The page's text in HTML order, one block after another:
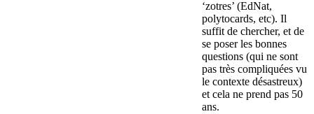
‘zotres’ (EdNat,
polytocards, etc). Il
suffit de chercher, et de
se poser les bonnes
questions (qui ne sont
pas très compliquées vu
le contexte désastreux)
et cela ne prend pas 50
ans.